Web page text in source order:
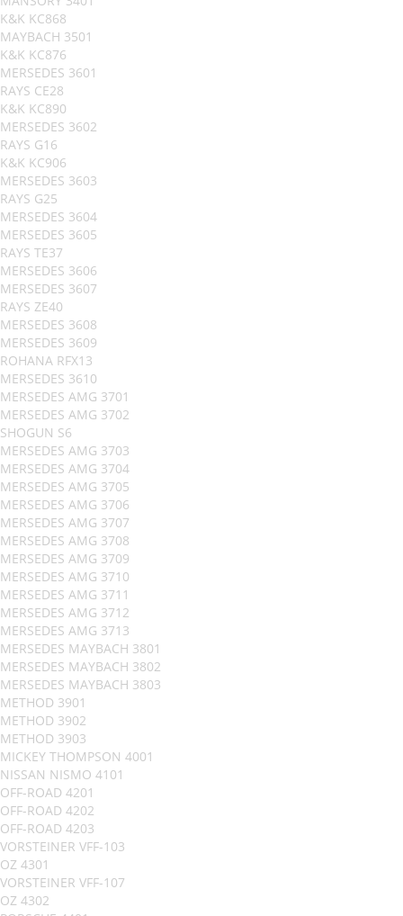
K&K KC868
MAYBACH 3501
K&K KC876
MERSEDES 3601
RAYS CE28
K&K KC890
MERSEDES 3602
RAYS G16
K&K KC906
MERSEDES 3603
RAYS G25
MERSEDES 3604
MERSEDES 3605
RAYS TE37
MERSEDES 3606
MERSEDES 3607
RAYS ZE40
MERSEDES 3608
MERSEDES 3609
ROHANA RFX13
MERSEDES 3610
MERSEDES AMG 3701
MERSEDES AMG 3702
SHOGUN S6
MERSEDES AMG 3703
MERSEDES AMG 3704
MERSEDES AMG 3705
MERSEDES AMG 3706
MERSEDES AMG 3707
MERSEDES AMG 3708
MERSEDES AMG 3709
MERSEDES AMG 3710
MERSEDES AMG 3711
MERSEDES AMG 3712
MERSEDES AMG 3713
MERSEDES MAYBACH 3801
MERSEDES MAYBACH 3802
MERSEDES MAYBACH 3803
METHOD 3901
METHOD 3902
METHOD 3903
MICKEY THOMPSON 4001
NISSAN NISMO 4101
OFF-ROAD 4201
OFF-ROAD 4202
OFF-ROAD 4203
VORSTEINER VFF-103
OZ 4301
VORSTEINER VFF-107
OZ 4302